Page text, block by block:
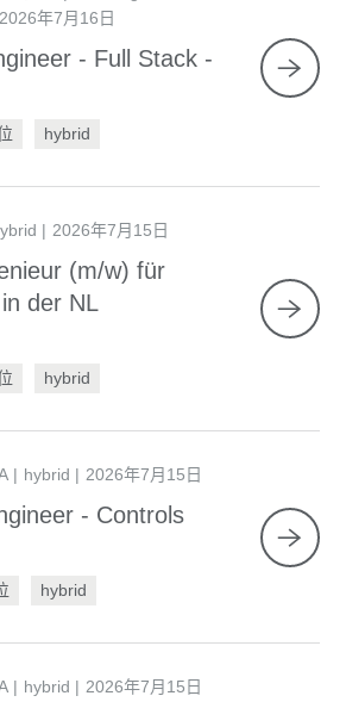
2026年7月16日
- Full Stack -
hybrid
2026年7月15日
(m/w) für
der NL
hybrid
hybrid 2026年7月15日
- Controls
hybrid
hybrid 2026年7月15日